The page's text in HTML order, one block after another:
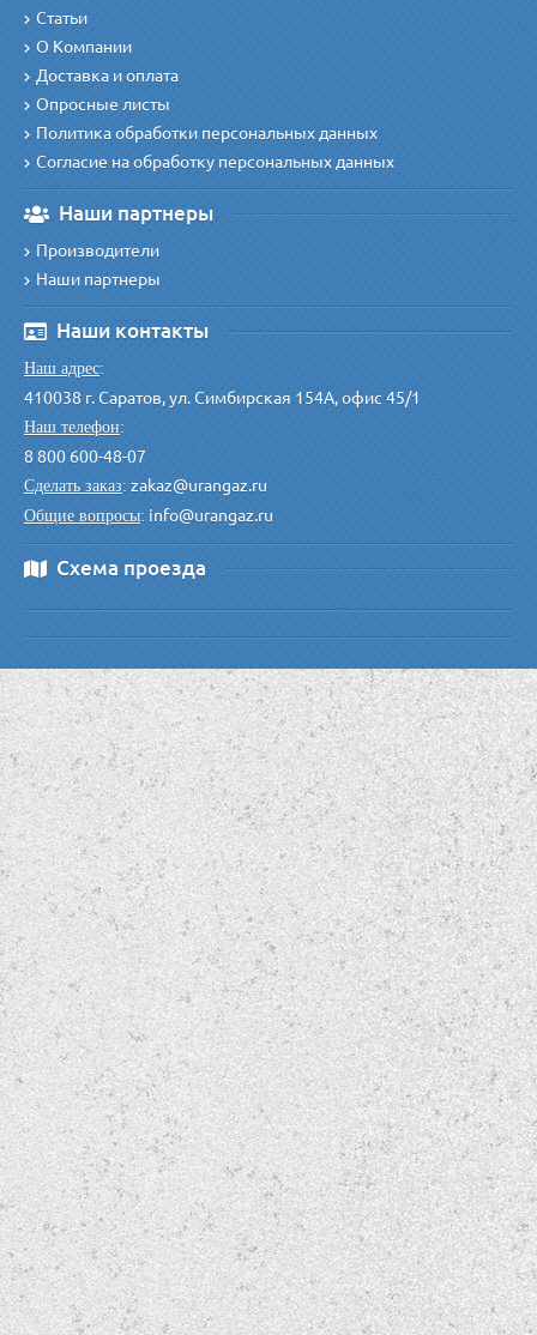
Статьи
О Компании
Доставка и оплата
Опросные листы
Политика обработки персональных данных
Согласие на обработку персональных данных
Наши партнеры
Производители
Наши партнеры
Наши контакты
Наш адрес:
410038 г. Саратов, ул. Симбирская 154А, офис 45/1
Наш телефон:
8 800 600-48-07
Сделать заказ:zakaz@urangaz.ru
Общие вопросы:info@urangaz.ru
Схема проезда